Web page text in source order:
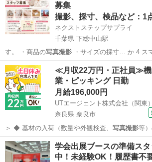
募集
撮影、採寸、検品など：1
ネクストステップサプライ
千葉県 下総中山駅
す。 ・商品の写真撮影・サイズの採寸… か 4 ス
能か 5 古…
千葉 市川市 下総中山駅 仕分け 古
≪月収22万円・正社員≫機
業・ピッキング 日勤
月給196,000円
UTエージェント株式会社（関東）
奈良県 奈良市
＞ ◆ 基材の入荷（数量や外観検査、 写真撮影等
の洗浄作業 …
奈良 奈良市 その他
学会出展ブースの準備ス
中！未経験OK！履歴書不